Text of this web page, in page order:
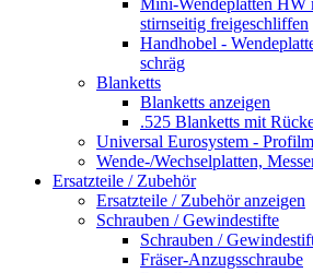
Mini-Wendeplatten HW
stirnseitig freigeschliffen
Handhobel -
schräg
Blanketts
Blanketts anzeigen
.525 Blanketts mit
Universal Eurosystem -
Wende-/Wechselplatten,
Ersatzteile / Zubehör
Ersatzteile / Zubehör anzeigen
Schrauben / Gewindestifte
Schrauben /
Fräser-Anzugsschraube